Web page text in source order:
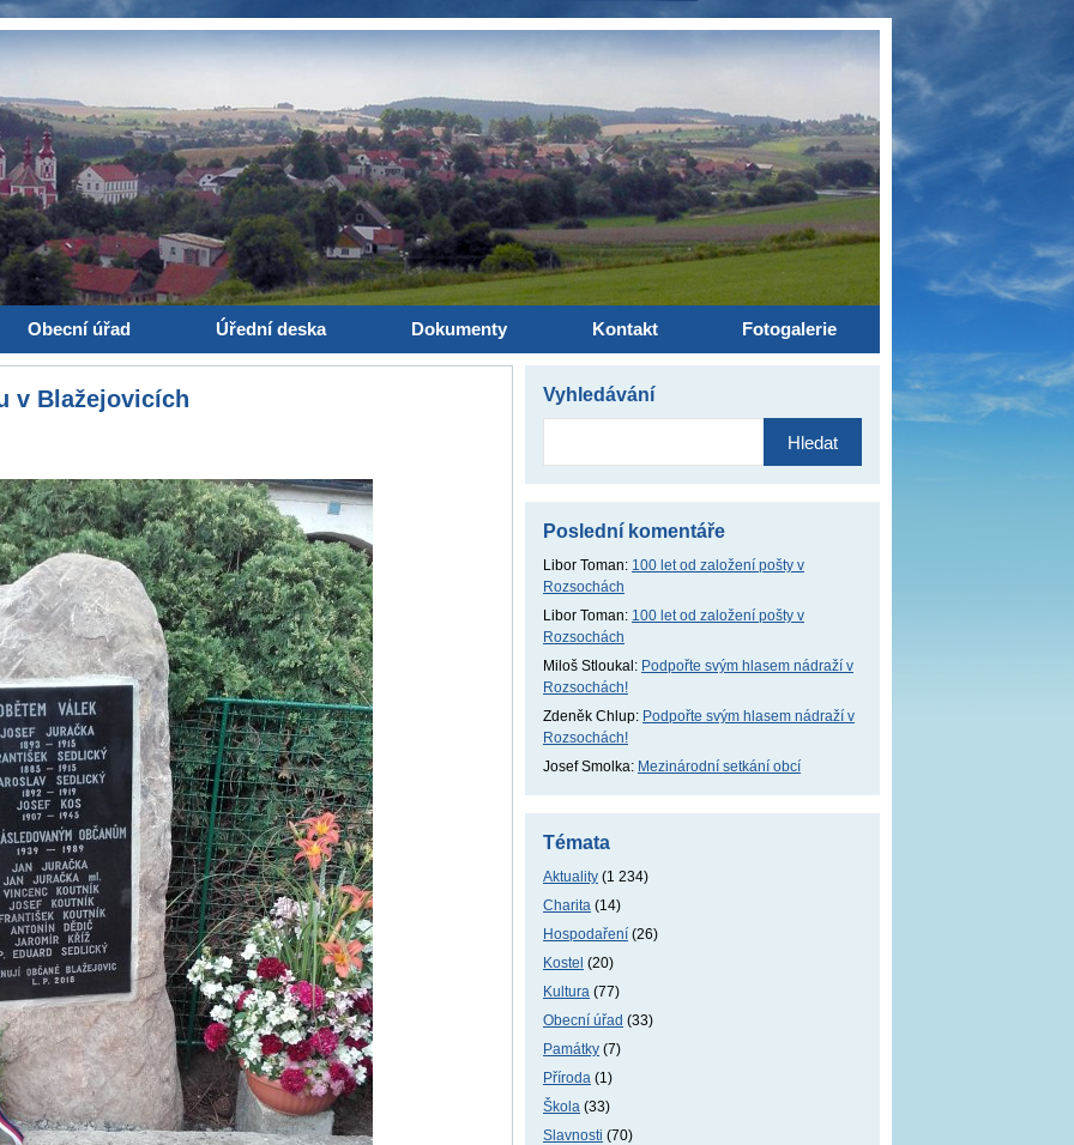
Obecní úřad Úřední deska Dokumenty Kontakt Fotogalerie
v Blažejovicích Vyhledávání
Poslední komentáře
Libor Toman: 100 let od založení pošty v
Rozsochách
Libor Toman: 100 let od založení pošty v
Rozsochách
Miloš Stloukal : Podpořte svým hlasem nádraží v
Rozsochách!
Zdeněk Chlup: Podpořte svým hlasem nádraží v
Rozsochách!
Josef Smolka: Mezinárodní setkání obcí
Témata
Aktuality (1 234)
Charita (14)
Hospodaření (26)
Kostel (20)
Kultura (77)
Obecní úřad (33)
Památky (7)
Příroda (1)
Škola (33)
Slavnosti (70)